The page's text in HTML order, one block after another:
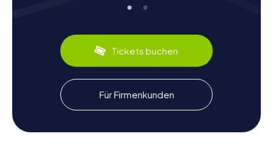
Fakten machen die Schnitzeljagd in Los Barrios zu einem
die kulinarischen Spezialitäten der Stadt entdecken.
Probiert unbedingt die lokalen Tapas und genießt die
andalusische Küche, die für ihre Vielfalt und Aromen
Nach der Schnitzeljagd in Los Barrios die
Umgebung erkunden
Nachdem ihr die Schnitzeljagd in Los Barrios erfolgreich
Tickets buchen
Für Firmenkunden